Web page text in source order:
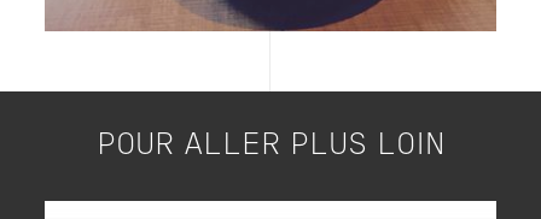
POUR ALLER PLUS LOIN